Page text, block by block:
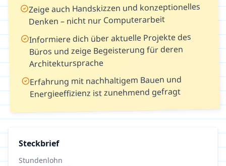
Zeige auch Handskizzen und konzeptionelles
Denken – nicht nur Computerarbeit
Informiere dich über aktuelle Projekte des
Büros und zeige Begeisterung für deren
Architektursprache
Erfahrung mit nachhaltigem Bauen und
Energieeffizienz ist zunehmend gefragt
Steckbrief
Stundenlohn